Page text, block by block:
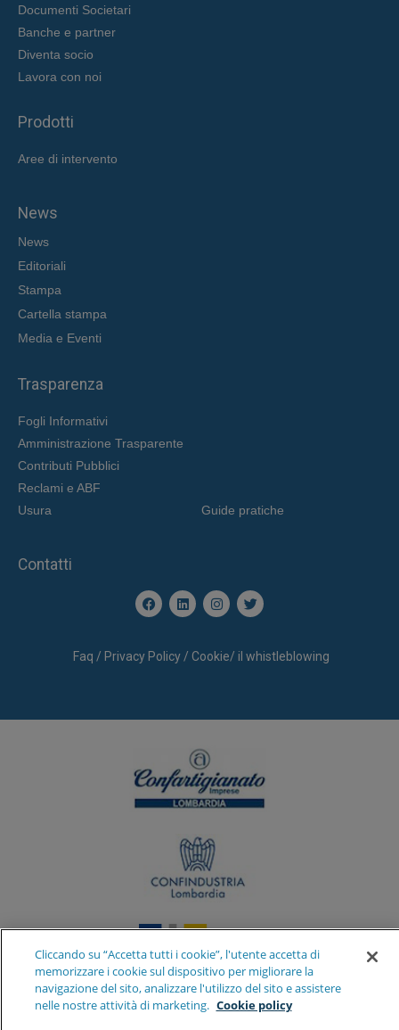
Documenti Societari
Banche e partner
Diventa socio
Lavora con noi
Prodotti
Aree di intervento
News
News
Editoriali
Stampa
Cartella stampa
Media e Eventi
Trasparenza
Fogli Informativi
Amministrazione Trasparente
Contributi Pubblici
Reclami e ABF
Usura
Guide pratiche
Contatti
Faq / Privacy Policy/ Cookie/ il whistleblowing
Cliccando su “Accetta tutti i cookie”, l'utente accetta di
memorizzare i cookie sul dispositivo per migliorare la
navigazione del sito, analizzare l'utilizzo del sito e assistere
nelle nostre attività di marketing. Cookie policy